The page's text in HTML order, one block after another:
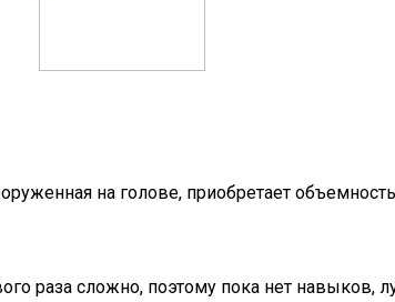
на голове, приобретает
раза сложно, поэтому пока нет